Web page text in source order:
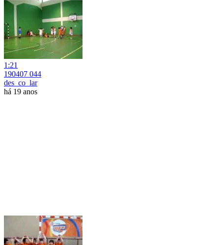
1:21
190407 044
des_co_lar
há 19 anos